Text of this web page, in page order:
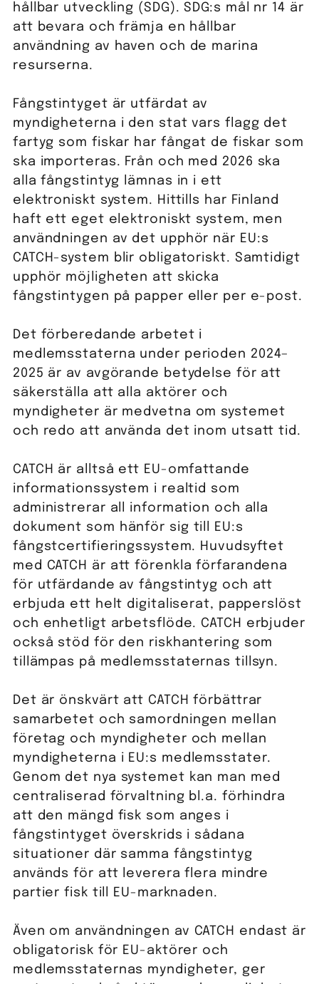
hållbar utveckling (SDG). SDG:s mål nr 14 är
att bevara och främja en hållbar
användning av haven och de marina
resurserna.
Fångstintyget är utfärdat av
myndigheterna i den stat vars flagg det
fartyg som fiskar har fångat de fiskar som
ska importeras. Från och med 2026 ska
alla fångstintyg lämnas in i ett
elektroniskt system. Hittills har Finland
haft ett eget elektroniskt system, men
användningen av det upphör när EU:s
CATCH-system blir obligatoriskt. Samtidigt
upphör möjligheten att skicka
fångstintygen på papper eller per e-post.
Det förberedande arbetet i
medlemsstaterna under perioden 2024–
2025 är av avgörande betydelse för att
säkerställa att alla aktörer och
myndigheter är medvetna om systemet
och redo att använda det inom utsatt tid.
CATCH är alltså ett EU-omfattande
informationssystem i realtid som
administrerar all information och alla
dokument som hänför sig till EU:s
fångstcertifieringssystem. Huvudsyftet
med CATCH är att förenkla förfarandena
för utfärdande av fångstintyg och att
erbjuda ett helt digitaliserat, papperslöst
och enhetligt arbetsflöde. CATCH erbjuder
också stöd för den riskhantering som
tillämpas på medlemsstaternas tillsyn.
Det är önskvärt att CATCH förbättrar
samarbetet och samordningen mellan
företag och myndigheter och mellan
myndigheterna i EU:s medlemsstater.
Genom det nya systemet kan man med
centraliserad förvaltning bl.a. förhindra
att den mängd fisk som anges i
fångstintyget överskrids i sådana
situationer där samma fångstintyg
används för att leverera flera mindre
partier fisk till EU-marknaden.
Även om användningen av CATCH endast är
obligatorisk för EU-aktörer och
medlemsstaternas myndigheter, ger